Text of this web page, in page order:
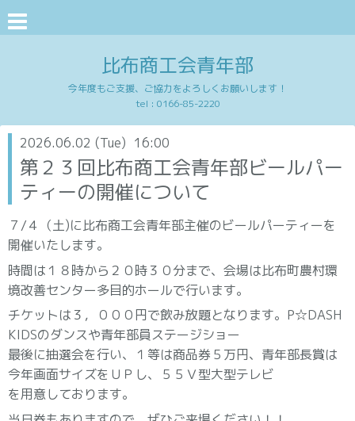
比布商工会青年部
今年度もご支援、ご協力をよろしくお願いします！
tel : 0166-85-2220
2026.06.02 (Tue) 16:00
第２３回比布商工会青年部ビールパー
ティーの開催について
７/４（土)に比布商工会青年部主催のビールパーティーを
開催いたします。
時間は１８時から２０時３０分まで、会場は比布町農村環
境改善センター多目的ホールで行います。
チケットは３，０００円で飲み放題となります。P☆DASH
KIDSのダンスや青年部員ステージショー
最後に抽選会を行い、１等は商品券５万円、青年部長賞は
今年画面サイズをＵＰし、５５Ｖ型大型テレビ
を用意しております。